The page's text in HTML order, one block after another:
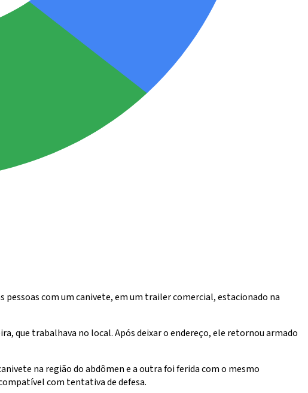
pessoas com um canivete, em um trailer comercial, estacionado na
que trabalhava no local. Após deixar o endereço, ele retornou armado
na região do abdômen e a outra foi ferida com o mesmo
com tentativa de defesa.